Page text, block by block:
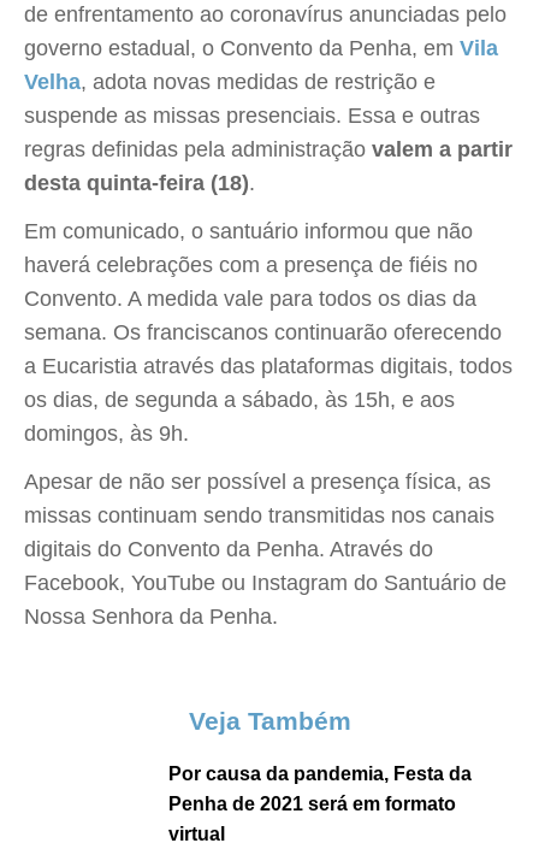
de enfrentamento ao coronavírus anunciadas pelo
governo estadual, o Convento da Penha, em Vila
Velha, adota novas medidas de restrição e
suspende as missas presenciais. Essa e outras
regras definidas pela administração valem a partir
desta quinta-feira (18).
Em comunicado, o santuário informou que não
haverá celebrações com a presença de fiéis no
Convento. A medida vale para todos os dias da
semana. Os franciscanos continuarão oferecendo
a Eucaristia através das plataformas digitais, todos
os dias, de segunda a sábado, às 15h, e aos
domingos, às 9h.
Apesar de não ser possível a presença física, as
missas continuam sendo transmitidas nos canais
digitais do Convento da Penha. Através do
Facebook, YouTube ou Instagram do Santuário de
Nossa Senhora da Penha.
Veja Também
Por causa da pandemia, Festa da
Penha de 2021 será em formato
virtual